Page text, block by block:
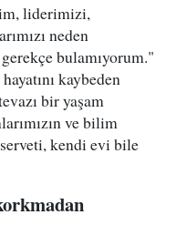
liderimizi,
neden
bulamıyorum."
kaybeden
bir yaşam
ve bilim
serveti, kendi evi bile